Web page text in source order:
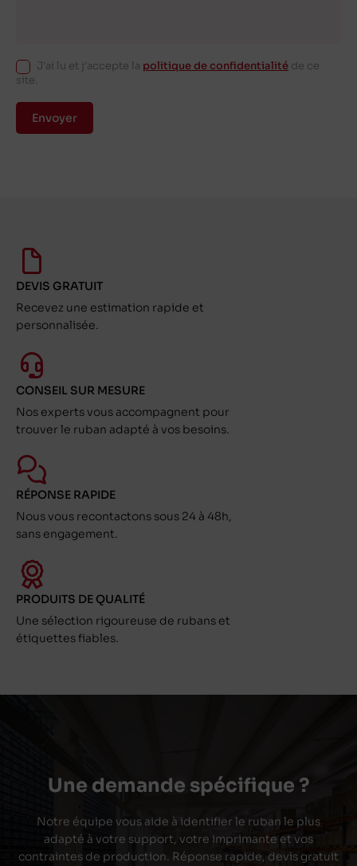
J'ai lu et j'accepte la politique de confidentialité de ce
site.
Envoyer
DEVIS GRATUIT
Recevez une estimation rapide et
personnalisée.
CONSEIL SUR MESURE
Nos experts vous accompagnent pour
trouver le ruban adapté à vos besoins.
RÉPONSE RAPIDE
Nous vous recontactons sous 24 à 48h,
sans engagement.
PRODUITS DE QUALITÉ
Une sélection rigoureuse de rubans et
étiquettes fiables.
Une demande spécifique ?
Notre équipe vous aide à identifier le ruban le plus
adapté à votre support, votre imprimante et vos
contraintes de production. Réponse rapide, devis gratuit